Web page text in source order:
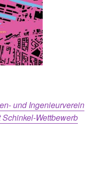
und Ingenieurverein
Wettbewerb